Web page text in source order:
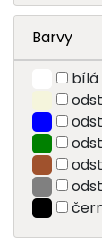
Barvy
bílá